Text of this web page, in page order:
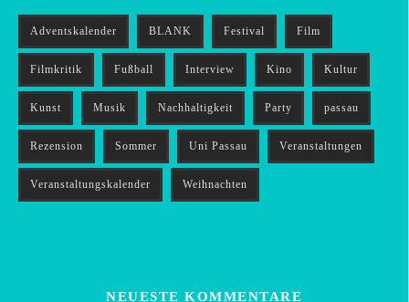
Adventskalender BLANK Festival Film
Filmkritik Fußball Interview Kino Kultur
Kunst Musik Nachhaltigkeit Party passau
Rezension Sommer Uni Passau Veranstaltungen
Veranstaltungskalender Weihnachten
NEUESTE KOMMENTARE